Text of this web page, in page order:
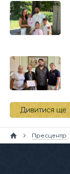
Дивитися ще
Пресцентр